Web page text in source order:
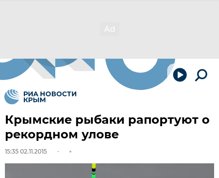
Крымские рыбаки рапортуют о
рекордном улове
15:35 02.11.2015